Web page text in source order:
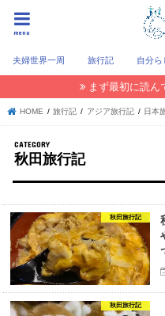
menu
夫婦世界一周 旅行記 自分ら
まず最初に読ん
HOME 旅行記 アジア旅行記 日本
秋田旅行記
秋田旅行記
秋田旅行記